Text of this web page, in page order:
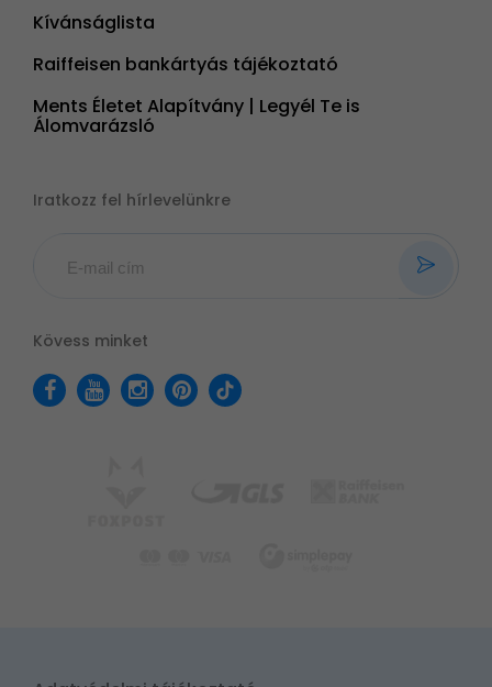
Kívánságlista
Raiffeisen bankártyás tájékoztató
Ments Életet Alapítvány | Legyél Te is
Álomvarázsló
Iratkozz fel hírlevelünkre
Kövess minket